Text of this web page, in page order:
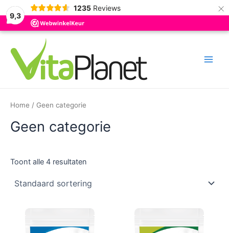
9,3
1235 Reviews ×
Ga
naar
inhoud
Home / Geen categorie
Geen categorie
Toont alle 4 resultaten